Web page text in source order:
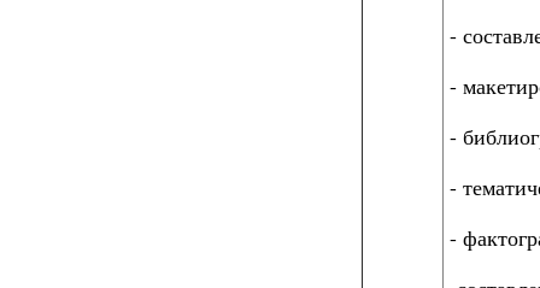
-
-
-
-
-